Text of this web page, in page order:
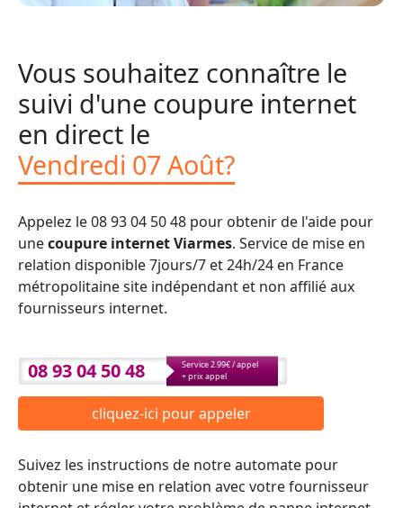
Vous souhaitez connaître le
suivi d'une coupure internet
en direct le
Vendredi 07 Août?
Appelez le 08 93 04 50 48 pour obtenir de l'aide pour
unecoupure internet Viarmes. Service de mise en
relation disponible 7jours/7 et 24h/24 en France
métropolitaine site indépendant et non affilié aux
fournisseurs internet.
08 93 04 50 48
Service 2.99€ / appel
+ prix appel
cliquez-ici pour appeler
Suivez les instructions de notre automate pour
obtenir une mise en relation avec votre fournisseur